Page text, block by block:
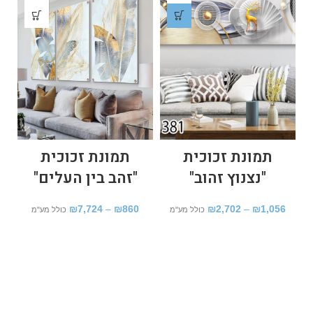
תמונת זכוכית
"נצנוץ זהוב"
₪1,056
–
₪2,702 כולל מע"מ
תמונת זכוכית
"זהב בין העלים"
₪860
–
₪7,724 כולל מע"מ